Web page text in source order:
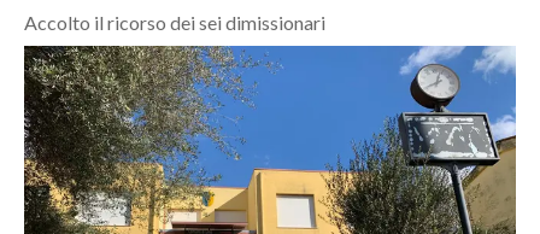
MONDO
POLITICA
ECONOMIA
SERVIZI ALLE IMPRESE
Accolto il ricorso dei sei dimissionari